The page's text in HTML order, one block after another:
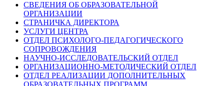
СВЕДЕНИЯ ОБ ОБРАЗОВАТЕЛЬНОЙ
ОРГАНИЗАЦИИ
СТРАНИЧКА ДИРЕКТОРА
УСЛУГИ ЦЕНТРА
ОТДЕЛ ПСИХОЛОГО-ПЕДАГОГИЧЕСКОГО
СОПРОВОЖДЕНИЯ
НАУЧНО-ИССЛЕДОВАТЕЛЬСКИЙ ОТДЕЛ
ОРГАНИЗАЦИОННО-МЕТОДИЧЕСКИЙ ОТДЕЛ
ОТДЕЛ РЕАЛИЗАЦИИ ДОПОЛНИТЕЛЬНЫХ
ОБРАЗОВАТЕЛЬНЫХ ПРОГРАММ